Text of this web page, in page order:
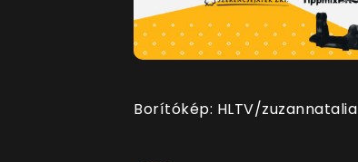
Borítókép: HLTV/zuzannatalia